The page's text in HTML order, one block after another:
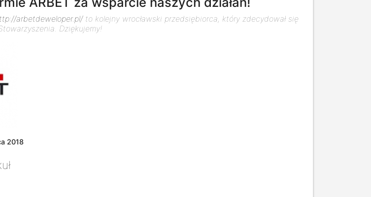
arbetdeweloper.pl/to kolejny wrocławski przedsiębiorca, który zdecydował się
Dziękujemy!
2018